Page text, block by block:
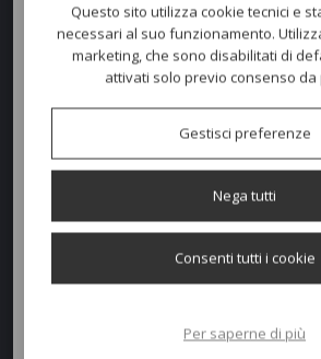
Tavolo bassoYARD50. Una linea completa in
multimateriali, danno vita ad un insieme dallo
e dal comfort accentuato.
Questo sito utilizza cookie tecnici e
necessari al suo funzionamento.
marketing, che sono disabilitati di
attivati solo previo consenso da
Gestisci preferenze
Nega tutti
Consenti tutti i cookie
Per saperne di più